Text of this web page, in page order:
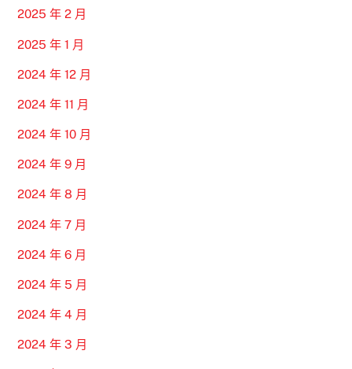
2025 年 2 月
2025 年 1 月
2024 年 12 月
2024 年 11 月
2024 年 10 月
2024 年 9 月
2024 年 8 月
2024 年 7 月
2024 年 6 月
2024 年 5 月
2024 年 4 月
2024 年 3 月